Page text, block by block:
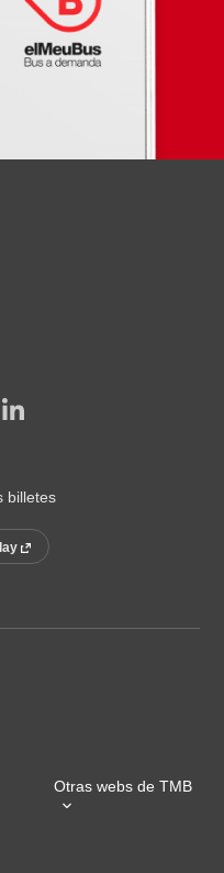
billetes
Otras webs de TMB